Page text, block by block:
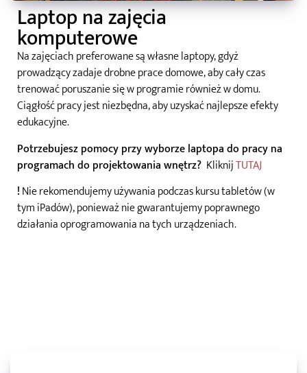
Laptop na zajęcia
komputerowe
Na zajęciach preferowane są własne laptopy, gdyż
prowadzący zadaje drobne prace domowe, aby cały czas
trenować poruszanie się w programie również w domu.
Ciągłość pracy jest niezbędna, aby uzyskać najlepsze efekty
edukacyjne.
Potrzebujesz pomocy przy wyborze laptopa do pracy na
programach do projektowania wnętrz? KliknijTUTAJ
!Nie rekomendujemy używania podczas kursu tabletów (w
tym iPadów), ponieważ nie gwarantujemy poprawnego
działania oprogramowania na tych urządzeniach.​